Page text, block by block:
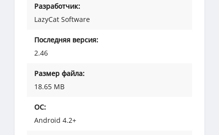
Разработчик:
LazyCat Software
Последняя версия:
2.46
Размер файла:
18.65 MB
ОС:
Android 4.2+